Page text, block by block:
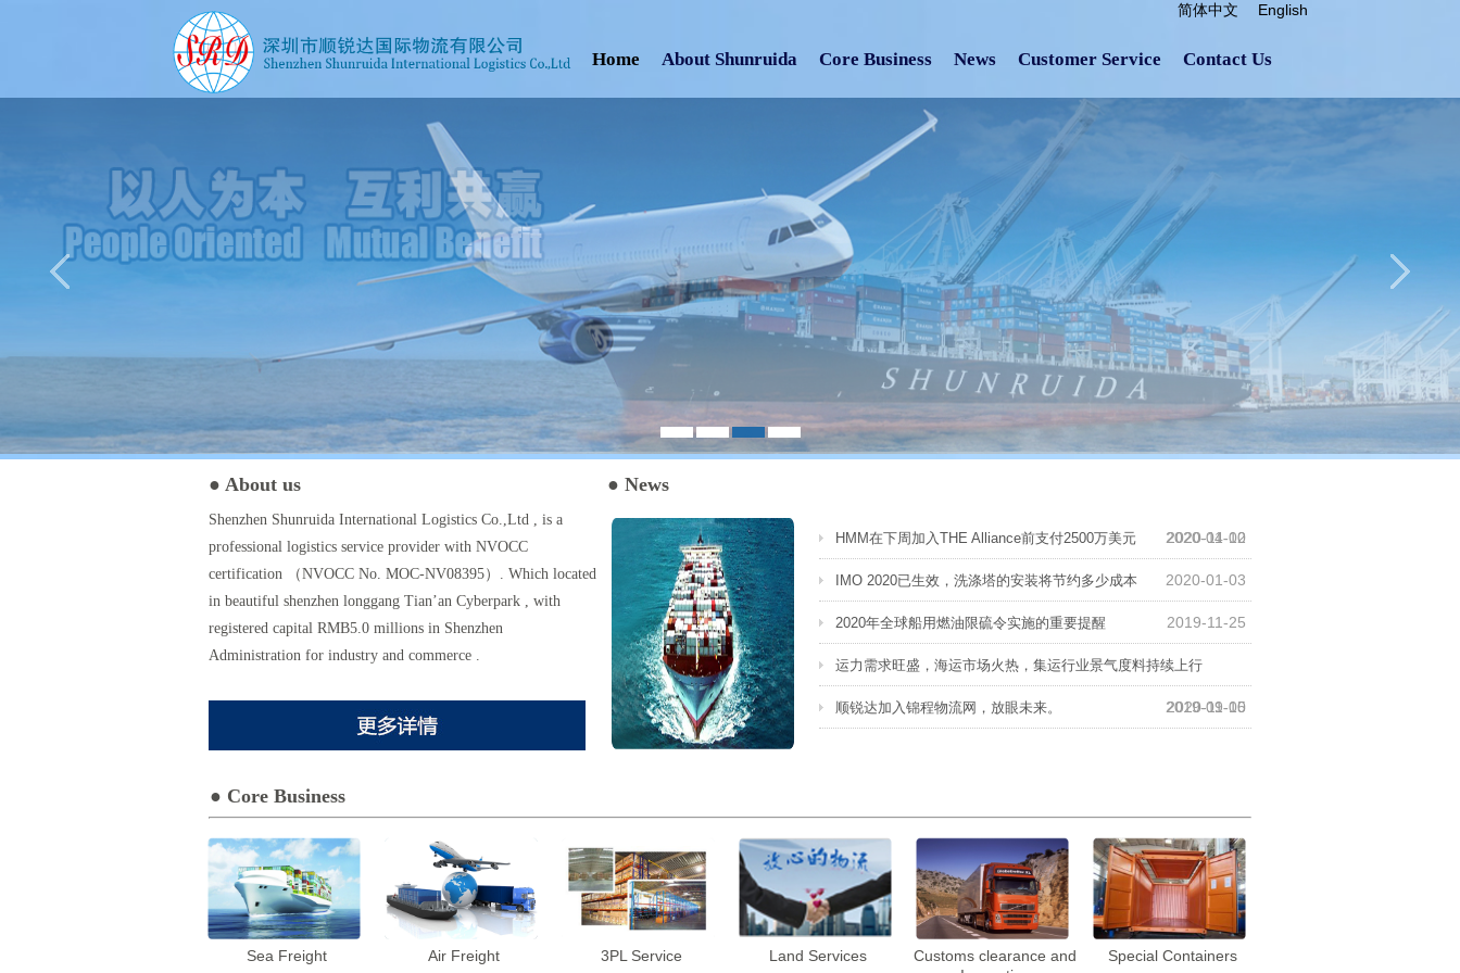
Home About Shunruida Core Business News Customer Service Contact Us
1 2 3 4
简体中文 English
Shenzhen Shunruida International Logistics Co.,Ltd , is a
professional logistics service provider with NVOCC
certification （NVOCC No. MOC-NV08395）. Which located
in beautiful shenzhen longgang Tian’an Cyberpark , with
registered capital RMB5.0 millions in Shenzhen
Administration for industry and commerce .
2017年生日派对集锦 2017-06-09
2020-11-10
HMM在下周加入THE Alliance前支付2500万美元 2020-04-02
IMO 2020已生效，洗涤塔的安装将节约多少成本 2020-01-03
2020年全球船用燃油限硫令实施的重要提醒 2019-11-25
运力需求旺盛，海运市场火热，集运行业景气度料持续上行
2020-11-10
顺锐达加入锦程物流网，放眼未来。 2019-09-05
2017年生日派对集锦 2017-06-09
运力需求旺盛，海运市场火热，集运行业景气度料持续上行
2020-11-10
HMM在下周加入THE Alliance前支付2500万美元 2020-04-02
● About us ● News
● Core Business
Sea Freight Air Freight 3PL Service Land Services
Customs clearance and
Special Containers